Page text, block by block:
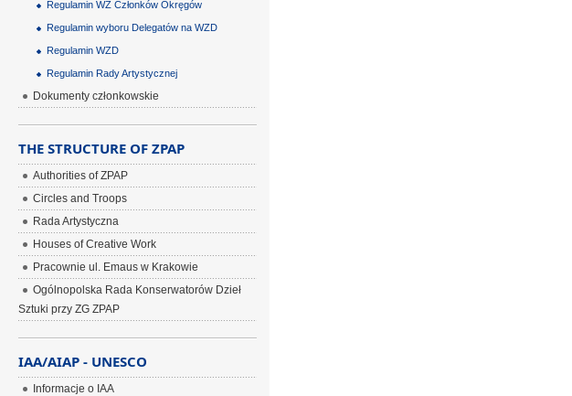
Regulamin WZ Członków Okręgów
Regulamin wyboru Delegatów na WZD
Regulamin WZD
Regulamin Rady Artystycznej
Dokumenty członkowskie
THE STRUCTURE OF ZPAP
Authorities of ZPAP
Circles and Troops
Rada Artystyczna
Houses of Creative Work
Pracownie ul. Emaus w Krakowie
Ogólnopolska Rada Konserwatorów Dzieł
Sztuki przy ZG ZPAP
IAA/AIAP - UNESCO
Informacje o IAA